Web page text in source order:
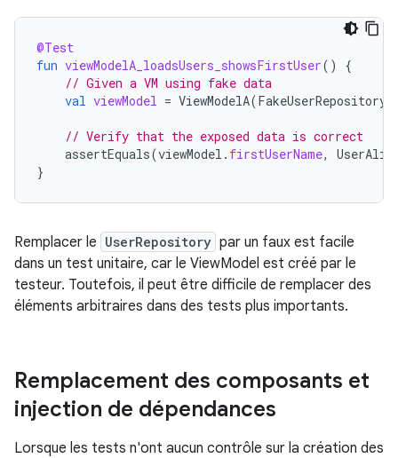
@Test
fun viewModelA_loadsUsers_showsFirstUser()
{
// Given a VM using fake data
val viewModel = ViewModelA(FakeUserRepository
// Verify that the exposed data is correct
assertEquals(viewModel . firstUserName,
}
Remplacer le UserRepository par un faux est facile
dans un test unitaire, car le ViewModel est créé par le
testeur. Toutefois, il peut être difficile de remplacer des
éléments arbitraires dans des tests plus importants.
Remplacement des composants et
injection de dépendances
Lorsque les tests n'ont aucun contrôle sur la création des